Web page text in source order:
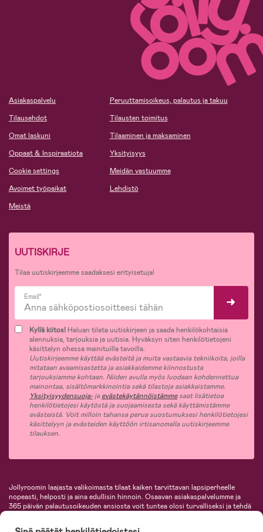
Asiakaspalvelu
Tilausehdot
Omat laskuni
Oppaat & Inspiraatiota
Cookie settings
Avoimet työpaikat
Meistä
Peruuttamisoikeus, palautus ja takuu
Tilausten toimitus
Tilaaminen ja maksaminen
Yksityisyys
Meidän vastuumme
Lehdistö
UUTISKIRJE
Tilaa uutiskirjeemme saadaksesi erityisetuja!
Email*
Kyllä kiitos! Haluan tilata uutiskirjeen ja saada henkilökohtaisia
alennuksia, tarjouksia ja uutisia. Hyväksyn siten henkilötietojeni
käsittelyn ohessa mainituilla tavoilla.
Uutiskirjeemme käyttää evästeitä ja muita vastaavia tekniikoita, joilla
mitataan avaamisastetta ja asiakkaidemme kiinnostusta
tarjouksiamme kohtaan. Niiden avulla myös luodaan kohdennettua
mainontaa, sisältömarkkinointia sekä tilastoja asiakkaistamme.
Yksityisyydensuoja-jaevästekäytännöistämmesaat lisätietoa
henkilötietojesi käytöstä ja suojaamisesta sekä käyttämistämme
evästeistä. Voit milloin tahansa perua suostumuksesi henkilötietojesi
käsittelyyn ja evästeiden käyttöön irtisanomalla uutiskirjeemme
tilauksen.
Jollyroomin laajasta valikoimasta tilaat kaiken tarvittavan lapsiperheelle
nopeasti, helposti ja aina edullisin hinnoin. Osaavan asiakaspalvelumme ja
365 päivän palautusoikeuden ansiosta voit tuntea olosi turvalliseksi ja tehdä
vaatteet vauvoille ja lapsille, inspiroivia sisustustuotteita lastenhuoneeseen,